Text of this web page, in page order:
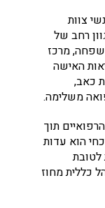
צוות
רחב של
מרכז
האישה
כאב,
משלימה.
תוך
הוא עדות
לטובת
כללית מחוז